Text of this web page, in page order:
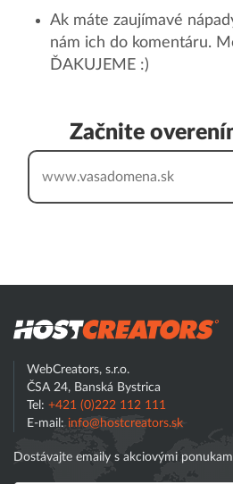
Ak máte zaujímavé
nám ich do komentáru.
ĎAKUJEME :)
Začnite
www.
WebCreators, s.r.o.
ČSA 24, Banská Bystrica
Tel: +421 (0)222 112 111
E-mail: info@hostcreators.sk
Dostávajte emaily s akciovými